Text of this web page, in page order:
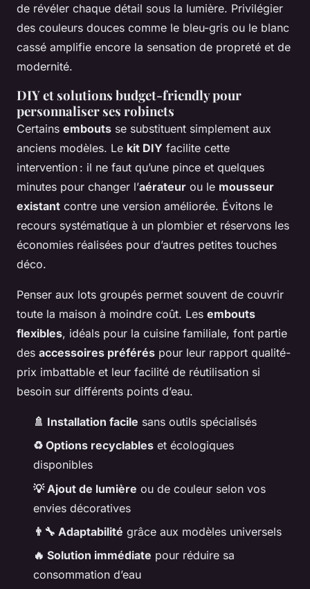
de révéler chaque détail sous la lumière. Privilégier
des couleurs douces comme le bleu-gris ou le blanc
cassé amplifie encore la sensation de propreté et de
modernité.
DIY et solutions budget-friendly pour
personnaliser ses robinets
Certains embouts se substituent simplement aux
anciens modèles. Le kit DIY facilite cette
intervention : il ne faut qu’une pince et quelques
minutes pour changer l’aérateur ou le mousseur
existant contre une version améliorée. Évitons le
recours systématique à un plombier et réservons les
économies réalisées pour d’autres petites touches
déco.
Penser aux lots groupés permet souvent de couvrir
toute la maison à moindre coût. Les embouts
flexibles, idéals pour la cuisine familiale, font partie
des accessoires préférés pour leur rapport qualité-
prix imbattable et leur facilité de réutilisation si
besoin sur différents points d’eau.
🚿 Installation facile sans outils spécialisés
♻️ Options recyclables et écologiques
disponibles
💡 Ajout de lumière ou de couleur selon vos
envies décoratives
👨‍🔧 Adaptabilité grâce aux modèles universels
🔥 Solution immédiate pour réduire sa
consommation d’eau